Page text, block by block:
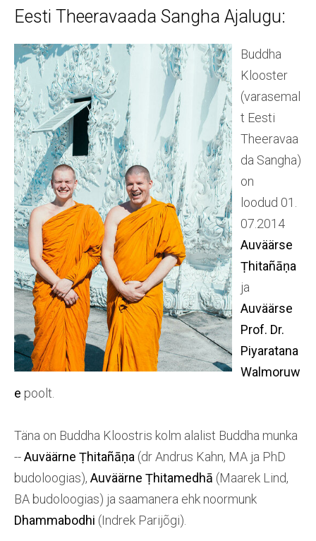
Eesti Theeravaada Sangha Ajalugu:
Buddha
Klooster
(varasemal
t Eesti
Theeravaa
da Sangha)
on
loodud 01.
07.2014
Auväärse
Ṭhitañāṇa
ja
Auväärse
Prof. Dr.
Piyaratana
Walmoruw
e poolt.
Täna on Buddha Kloostris kolm alalist Buddha munka
--Auväärne Ṭhitañāṇa (dr Andrus Kahn, MA ja PhD
budoloogias), Auväärne Ṭhitamedhā (Maarek Lind,
BA budoloogias) ja saamanera ehk noormunk
Dhammabodhi (Indrek Parijõgi).